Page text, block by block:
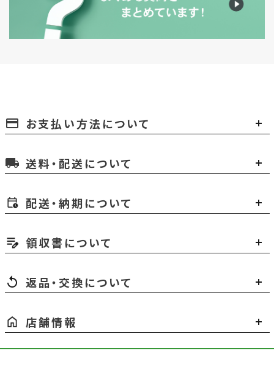
payment お支払い方法について
local_shipping 送料・配送について
配送・納期について
領収書について
返品・交換について
店舗情報